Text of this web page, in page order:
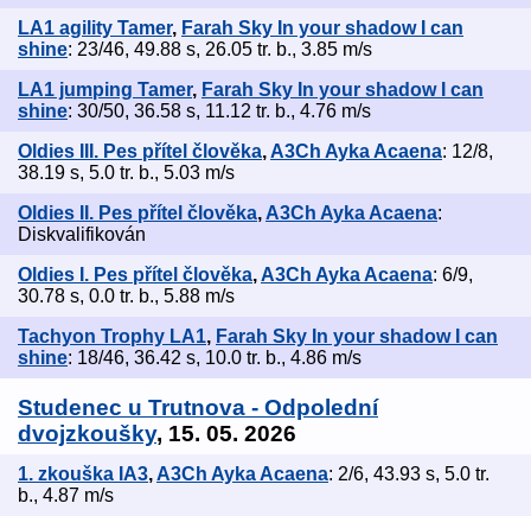
LA1 agility Tamer, Farah Sky In your shadow I can
shine: 23/46, 49.88 s, 26.05 tr. b., 3.85 m/s
LA1 jumping Tamer, Farah Sky In your shadow I can
shine: 30/50, 36.58 s, 11.12 tr. b., 4.76 m/s
Oldies III. Pes přítel člověka,A3Ch Ayka Acaena: 12/8,
38.19 s, 5.0 tr. b., 5.03 m/s
Oldies II. Pes přítel člověka, A3Ch Ayka Acaena:
Diskvalifikován
Oldies I. Pes přítel člověka,A3Ch Ayka Acaena: 6/9,
30.78 s, 0.0 tr. b., 5.88 m/s
Tachyon Trophy LA1, Farah Sky In your shadow I can
shine: 18/46, 36.42 s, 10.0 tr. b., 4.86 m/s
Studenec u Trutnova - Odpolední
dvojzkoušky, 15. 05. 2026
1. zkouška IA3,A3Ch Ayka Acaena: 2/6, 43.93 s, 5.0 tr.
b., 4.87 m/s